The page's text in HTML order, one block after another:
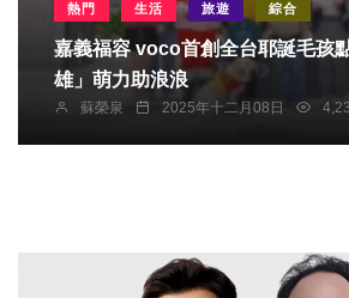
熱門 生活 旅遊 綜合
嘉義福容 voco首創全台耶誕毛孩
雄」萌力助浪浪
蘇榮泉 2025年十二月08日